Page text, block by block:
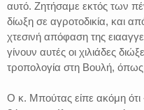
αυτό. Ζητήσαμε εκτός των
δίωξη σε αγροτοδικία, και
χτεσινή απόφαση της
γίνουν αυτές οι χιλιάδες
τροπολογία στη Βουλή, όπως
Ο κ. Μπούτας είπε ακόμη ότι